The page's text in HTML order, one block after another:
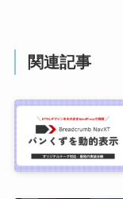
関連記事